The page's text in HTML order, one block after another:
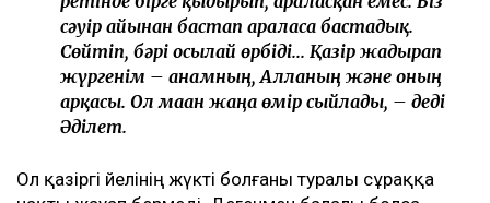
болған деген ақпарат тараған. Сонымен қатар оның
қайғылы жағдайдан көп ұзамай жүкті болғаны
туралы қауесет те айтылды.
– Біз сәуірдің соңында, мамыр айында араласа
бастадық. Ол да жұмыс істейтін. Жұрттың
жатыр. Бірақ ол Ұлдананың құрбысы болған